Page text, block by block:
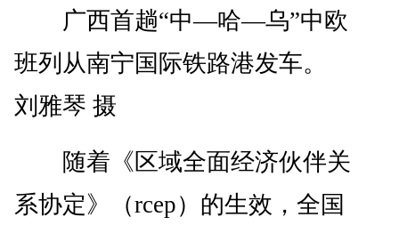
广西首趟“中—哈—乌”中欧
班列从南宁国际铁路港发车。
刘雅琴 摄
随着《区域全面经济伙伴关
系协定》（rcep）的生效，全国